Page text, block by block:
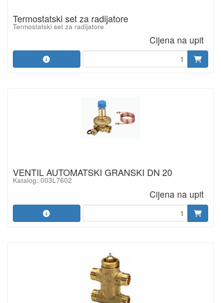
Termostatski set za radijatore
Termostatski set za radijatore
Cijena na upit
VENTIL AUTOMATSKI GRANSKI DN 20
Katalog: 003L7602
Cijena na upit